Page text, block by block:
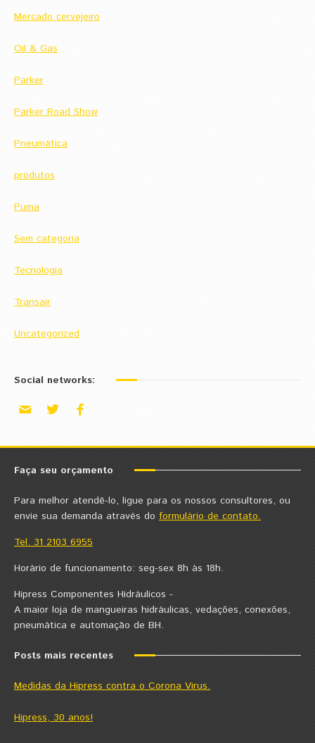
Mercado cervejeiro
Oil & Gas
Parker
Parker Road Show
Pneumática
produtos
Puma
Sem categoria
Tecnologia
Transair
Uncategorized
Social networks:
Faça seu orçamento
Para melhor atendê-lo, ligue para os nossos consultores, ou
envie sua demanda através do formulário de contato.
Tel. 31 2103 6955
Horário de funcionamento: seg-sex 8h às 18h.
Hipress Componentes Hidráulicos -
A maior loja de mangueiras hidráulicas, vedações, conexões,
pneumática e automação de BH.
Posts mais recentes
Medidas da Hipress contra o Corona Virus.
Hipress, 30 anos!